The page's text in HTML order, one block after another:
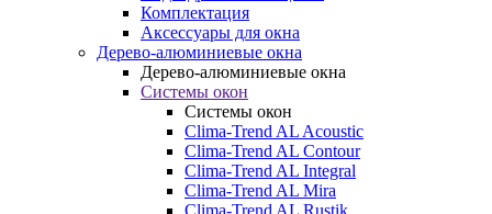
Комплектация
Аксессуары для окна
Дерево-алюминиевые окна
Дерево-алюминиевые окна
Системы окон
Системы окон
Clima-Trend AL Acoustic
Clima-Trend AL Contour
Clima-Trend AL Integral
Clima-Trend AL Mira
Clima-Trend AL Rustik